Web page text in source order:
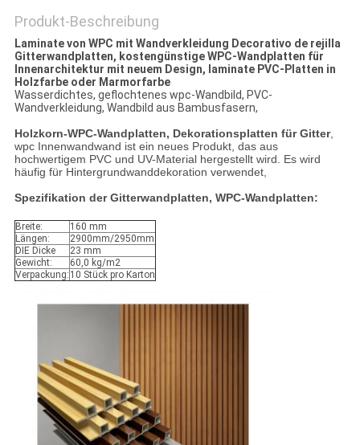
Produkt-Beschreibung
Laminate von WPC mit Wandverkleidung Decorativo de rejilla
Gitterwandplatten, kostengünstige WPC-Wandplatten für
Innenarchitektur mit neuem Design, laminate PVC-Platten in
Holzfarbe oder Marmorfarbe
Wasserdichtes, geflochtenes wpc-Wandbild, PVC-
Wandverkleidung, Wandbild aus Bambusfasern,
Holzkorn-WPC-Wandplatten, Dekorationsplatten für Gitter,
wpc Innenwandwand ist ein neues Produkt, das aus
hochwertigem PVC und UV-Material hergestellt wird. Es wird
häufig für Hintergrundwanddekoration verwendet,
Spezifikation der Gitterwandplatten, WPC-Wandplatten:
Breite:
160 mm
Längen:
2900mm/2950mm
DIE Dicke
23 mm
Gewicht:
60,0 kg/m2
Verpackung: 10 Stück pro Karton